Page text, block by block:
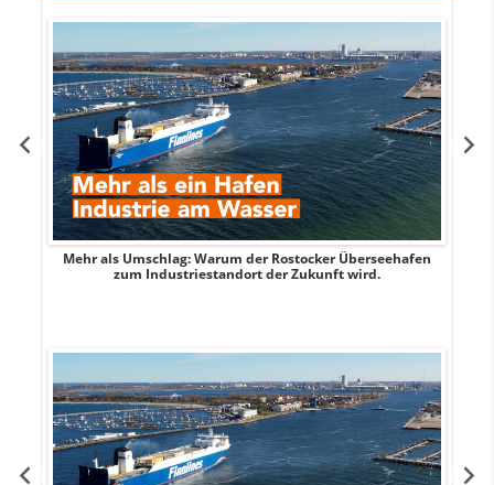
Mehr als Umschlag: Warum der Rostocker Überseehafen
zum Industriestandort der Zukunft wird.